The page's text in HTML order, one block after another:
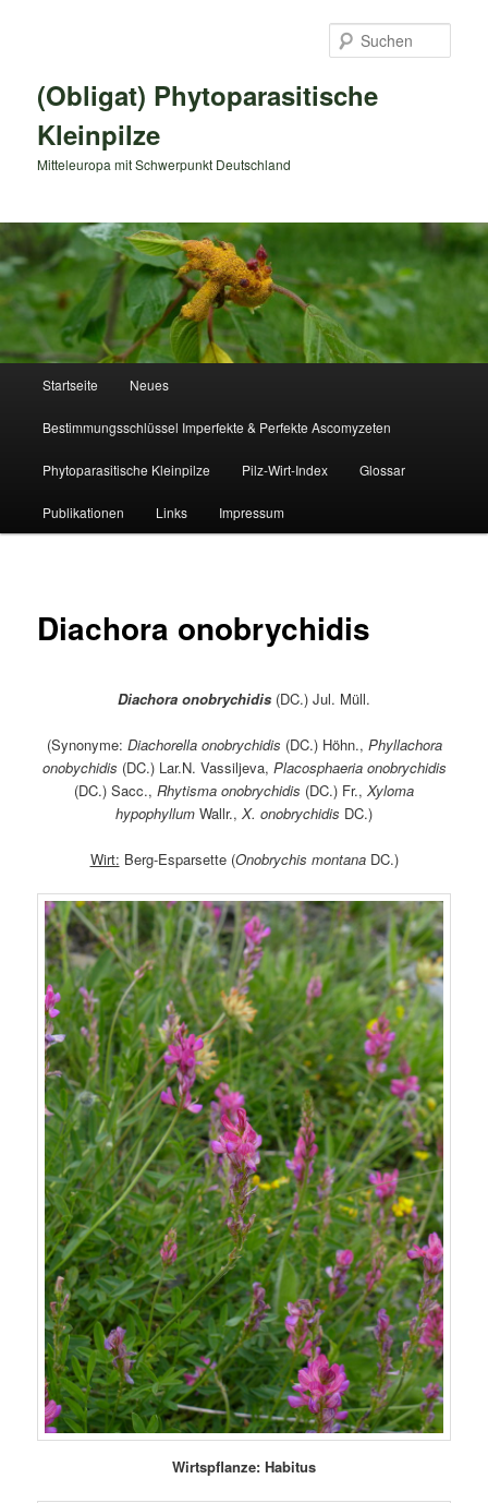
(Obligat) Phytoparasitische
Kleinpilze
Mitteleuropa mit Schwerpunkt Deutschland
Startseite Neues
Bestimmungsschlüssel Imperfekte & Perfekte Ascomyzeten
Phytoparasitische Kleinpilze Pilz-Wirt-Index Glossar
Publikationen Links Impressum
Diachora onobrychidis
Diachora onobrychidis (DC.) Jul. Müll.
(Synonyme: Diachorella onobrychidis (DC.) Höhn., Phyllachora
onobychidis (DC.) Lar.N. Vassiljeva, Placosphaeria onobrychidis
(DC.) Sacc., Rhytisma onobrychidis (DC.) Fr., Xyloma
hypophyllum Wallr., X. onobrychidis DC.)
Wirt: Berg-Esparsette (Onobrychis montanaDC.)
Wirtspflanze: Habitus